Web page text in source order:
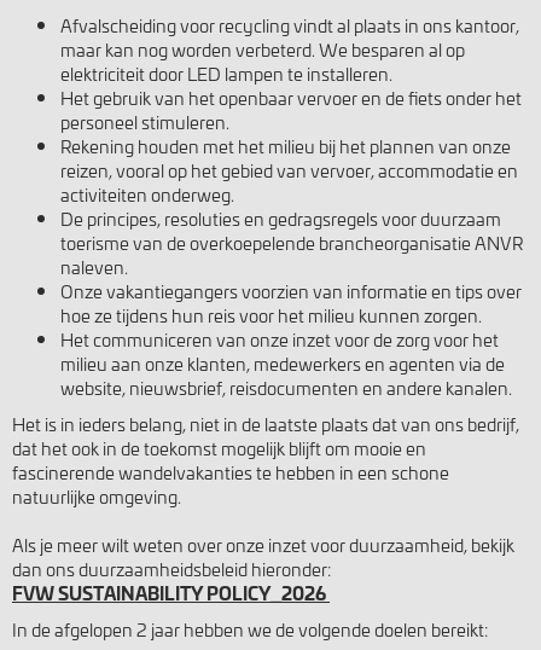
Afvalscheiding voor recycling vindt al plaats in ons kantoor,
maar kan nog worden verbeterd. We besparen al op
elektriciteit door LED lampen te installeren.
Het gebruik van het openbaar vervoer en de fiets onder het
personeel stimuleren.
Rekening houden met het milieu bij het plannen van onze
reizen, vooral op het gebied van vervoer, accommodatie en
activiteiten onderweg.
De principes, resoluties en gedragsregels voor duurzaam
toerisme van de overkoepelende brancheorganisatie ANVR
naleven.
Onze vakantiegangers voorzien van informatie en tips over
hoe ze tijdens hun reis voor het milieu kunnen zorgen.
Het communiceren van onze inzet voor de zorg voor het
milieu aan onze klanten, medewerkers en agenten via de
website, nieuwsbrief, reisdocumenten en andere kanalen.
Het is in ieders belang, niet in de laatste plaats dat van ons bedrijf,
dat het ook in de toekomst mogelijk blijft om mooie en
fascinerende wandelvakanties te hebben in een schone
natuurlijke omgeving.
Als je meer wilt weten over onze inzet voor duurzaamheid, bekijk
dan ons duurzaamheidsbeleid hieronder:
FVW SUSTAINABILITY POLICY_2026
In de afgelopen 2 jaar hebben we de volgende doelen bereikt: